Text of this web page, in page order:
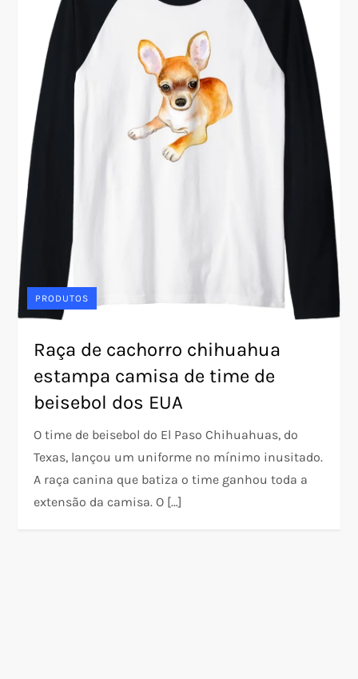
PRODUTOS
Raça de cachorro chihuahua
estampa camisa de time de
beisebol dos EUA
O time de beisebol do El Paso Chihuahuas, do
Texas, lançou um uniforme no mínimo inusitado.
A raça canina que batiza o time ganhou toda a
extensão da camisa. O […]